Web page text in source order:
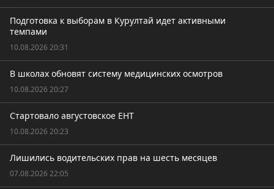
Подготовка к выборам в Курултай идет активными
темпами
10.08.2026 20:31
В школах обновят систему медицинских осмотров
10.08.2026 20:27
Стартовало августовское ЕНТ
10.08.2026 20:23
Лишились водительских прав на шесть месяцев
07.08.2026 22:05